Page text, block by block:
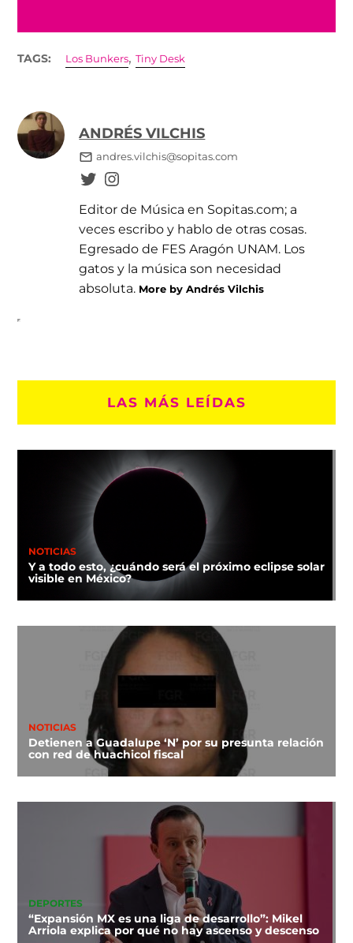
TAGS: Los Bunkers,Tiny Desk
ANDRÉS VILCHIS
andres.vilchis@sopitas.com
Editor de Música en Sopitas.com; a
veces escribo y hablo de otras cosas.
Egresado de FES Aragón UNAM. Los
gatos y la música son necesidad
absoluta. More by Andrés Vilchis
LAS MÁS LEÍDAS
NOTICIAS
Y a todo esto, ¿cuándo será el próximo eclipse solar
visible en México?
NOTICIAS
Detienen a Guadalupe ‘N’ por su presunta relación
con red de huachicol fiscal
DEPORTES
“Expansión MX es una liga de desarrollo”: Mikel
Arriola explica por qué no hay ascenso y descenso